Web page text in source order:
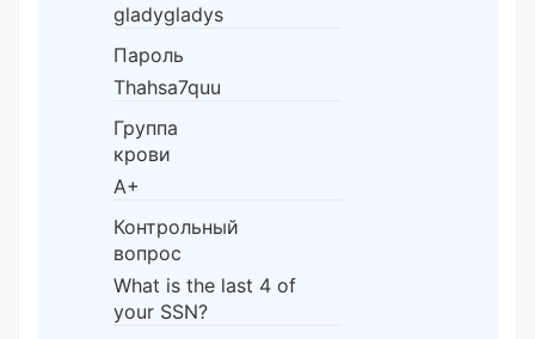
gladygladys
Пароль
Thahsa7quu
Группа
крови
A+
Контрольный
вопрос
What is the last 4 of
your SSN?